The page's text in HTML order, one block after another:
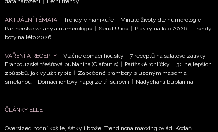
data narození
Letní trendy
AKTUÁLNÍ TÉMATA Trendy v manikúře Minulé životy dle numerologie
Partnerské vztahy a numerologie
Seriál Ulice Plavky na léto 2026
Trendy
boty na léto 2026
VAŘENÍ A RECEPTY Vláčné domácí housky 7 receptů na salátové zálivky
Francouzská třešňová bublanina (Clafoutis)
Pařížské rohlíčky
30 nejlepších
způsobů, jak využít rybíz
Zapečené brambory s uzeným masem a
smetanou
Domácí iontový nápoj ze tří surovin Nadýchaná bublanina
ČLÁNKY ELLE
Oversized noční košile, šátky i brože. Trend nona maxxing ovládl Kodaň